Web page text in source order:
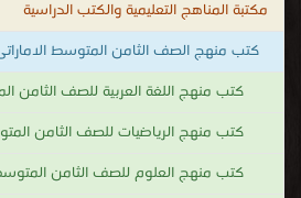
مكتبة المناهج التعليمية والكتب الدراسية
كتب منهج الصف الثامن المتوسط
كتب منهج اللغة العربية للصف الثامن
كتب منهج الرياضيات للصف الثامن
كتب منهج العلوم للصف الثامن